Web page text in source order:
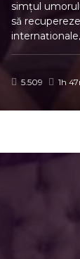
simțul
să
memorabile,
umor și
Mortdecai
Subtitrat 🖼️
absurde. 🔥
călătorie
subtitrare
umor,
surprins
5.509 1h